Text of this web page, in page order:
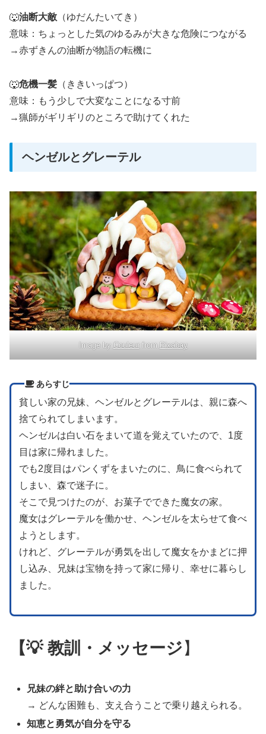
🐺油断大敵 （ゆだんたいてき）
意味：ちょっとした気のゆるみが大きな危険につながる
→赤ずきんの油断が物語の転機に
🐺危機一髪 （ききいっぱつ）
意味：もう少しで大変なことになる寸前
→猟師がギリギリのところで助けてくれた
ヘンゼルとグレーテル
Image by Couleurfrom Pixabay
あらすじ
貧しい家の兄妹、ヘンゼルとグレーテルは、親に森へ
捨てられてしまいます。
ヘンゼルは白い石をまいて道を覚えていたので、1度
目は家に帰れました。
でも2度目はパンくずをまいたのに、鳥に食べられて
しまい、森で迷子に。
そこで見つけたのが、お菓子でできた魔女の家。
魔女はグレーテルを働かせ、ヘンゼルを太らせて食べ
ようとします。
けれど、グレーテルが勇気を出して魔女をかまどに押
し込み、兄妹は宝物を持って家に帰り、幸せに暮らし
ました。
【💡 教訓・メッセージ 】
兄妹の絆と助け合いの力
→ どんな困難も、支え合うことで乗り越えられる。
知恵と勇気が自分を守る